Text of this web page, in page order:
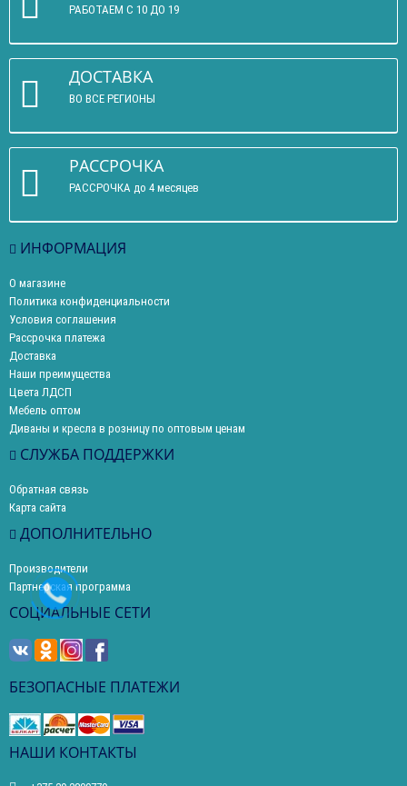
РАБОТАЕМ С 10 ДО 19
ДОСТАВКА
ВО ВСЕ РЕГИОНЫ
РАССРОЧКА
РАССРОЧКА до 4 месяцев
ИНФОРМАЦИЯ
О магазине
Политика конфиденциальности
Условия соглашения
Рассрочка платежа
Доставка
Наши преимущества
Цвета ЛДСП
Мебель оптом
Диваны и кресла в розницу по оптовым ценам
СЛУЖБА ПОДДЕРЖКИ
Обратная связь
Карта сайта
ДОПОЛНИТЕЛЬНО
Производители
Партнерская программа
СОЦИАЛЬНЫЕ СЕТИ
БЕЗОПАСНЫЕ ПЛАТЕЖИ
НАШИ КОНТАКТЫ